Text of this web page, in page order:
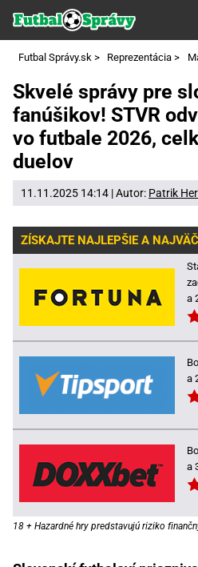
Futbal Správy.sk > Reprezentácia >
Skvelé správy pre
fanúšikov! STVR
vo futbale 2026,
duelov
11.11.2025 14:14 | Autor: Patrik
ZÍSKAJTE NAJLEPŠIE A
a
a
a
18 + Hazardné hry predstavujú riziko